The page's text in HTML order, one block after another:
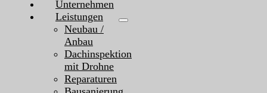
Unternehmen
Leistungen
Neubau /
Anbau
Dachinspektion
mit Drohne
Reparaturen